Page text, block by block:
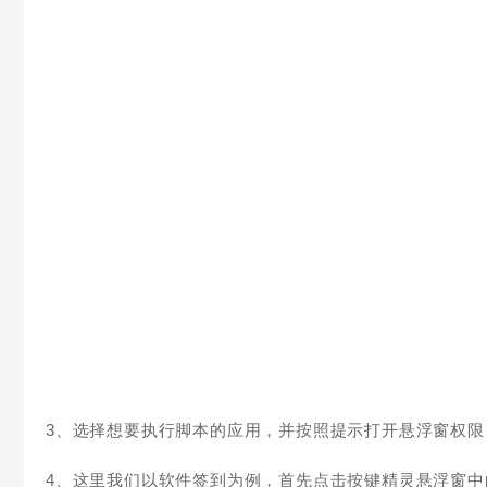
3、选择想要执行脚本的应用，并按照提示打开悬浮窗权限
4、这里我们以软件签到为例，首先点击按键精灵悬浮窗中